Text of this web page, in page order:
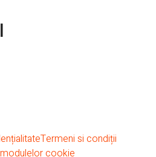
Termeni si condiții
cookie